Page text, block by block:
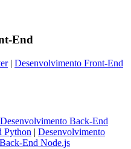
End
| Desenvolvimento Front-End
Desenvolvimento Back-End
Python | Desenvolvimento
End Node.js